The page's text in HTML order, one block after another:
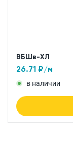
ВБШв-ХЛ
26.71 ₽/м
в наличии